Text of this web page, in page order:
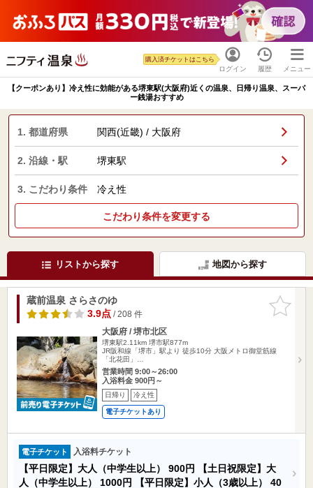
ログイン
購入済チケットはこちら
履歴 メニュー
【クーポンあり】冷え性に効能がある堺東駅(大阪府)近くの温泉、日帰り温泉、スーパ
ー銭湯おすすめ
1. 都道府県 関西(近畿) / 大阪府
2. 沿線・駅 堺東駅
3. こだわり条件 冷え性
こだわり条件を変更する
リストから探す 地図から探す
お気に入
りに追加
蔵前温泉 さらさのゆ
3.9点/ 208 件
大阪府 / 堺市北区
堺東駅2.11km 堺市駅877m
JR阪和線「堺市」駅より 徒歩10分 大阪メトロ御堂筋線
「北花田」…
営業時間 9:00～26:00
入浴料金 900円～
日帰り 冷え性
電子チケットあり
電子チケット 入浴料チケット
【平日限定】大人（中学生以上） 900円
【土日祝限定】大
人（中学生以上） 1000円 【平日限定】小人（3歳以上） 40